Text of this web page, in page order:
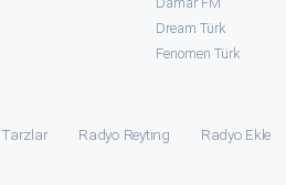
Dream Türk
Fenomen Türk
Tarzlar Radyo Reyting Radyo Ekle